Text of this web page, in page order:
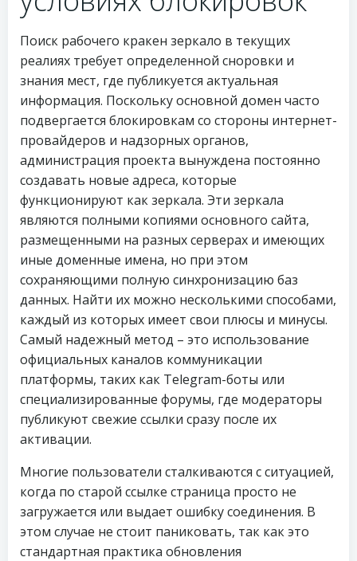
Поиск рабочего кракен зеркало в текущих
реалиях требует определенной сноровки и
знания мест, где публикуется актуальная
информация. Поскольку основной домен часто
подвергается блокировкам со стороны интернет-
провайдеров и надзорных органов,
администрация проекта вынуждена постоянно
создавать новые адреса, которые
функционируют как зеркала. Эти зеркала
являются полными копиями основного сайта,
размещенными на разных серверах и имеющих
иные доменные имена, но при этом
сохраняющими полную синхронизацию баз
данных. Найти их можно несколькими способами,
каждый из которых имеет свои плюсы и минусы.
Самый надежный метод – это использование
официальных каналов коммуникации
платформы, таких как Telegram-боты или
специализированные форумы, где модераторы
публикуют свежие ссылки сразу после их
активации.
Многие пользователи сталкиваются с ситуацией,
когда по старой ссылке страница просто не
загружается или выдает ошибку соединения. В
этом случае не стоит паниковать, так как это
стандартная практика обновления